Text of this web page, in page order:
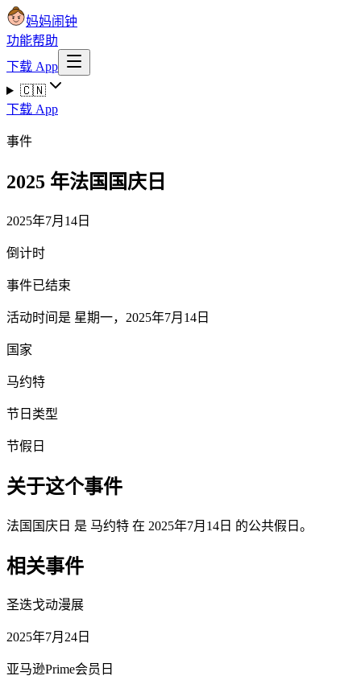
妈妈闹钟
功能帮助
下载 App
🇨🇳
下载 App
事件
2025 年法国国庆日
2025年7月14日
倒计时
事件已结束
活动时间是 星期一，2025年7月14日
国家
马约特
节日类型
节假日
关于这个事件
法国国庆日 是 马约特 在 2025年7月14日 的公共假日。
相关事件
圣迭戈动漫展
2025年7月24日
亚马逊Prime会员日